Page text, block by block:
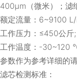
400μm（微米）；滤
额定流量：6~9100
工作压力：≤450公斤;
工作温度：-30~120
参数作为参考详细的
滤芯检测标准：